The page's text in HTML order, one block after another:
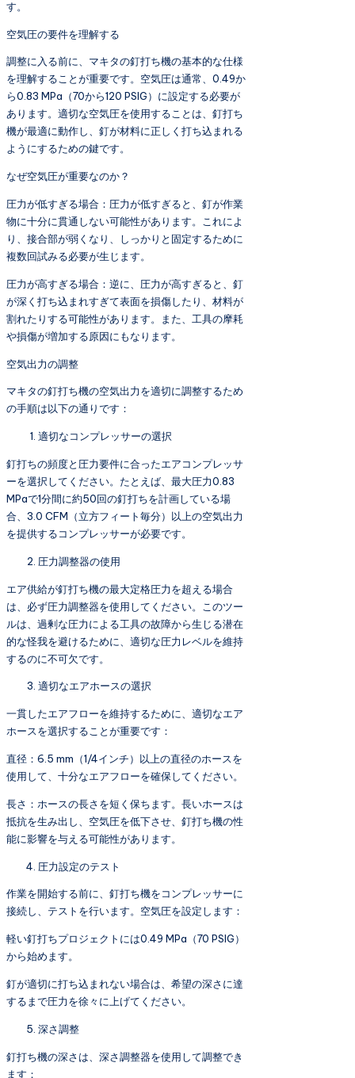
す。
空気圧の要件を理解する
調整に入る前に、マキタの釘打ち機の基本的な仕様
を理解することが重要です。空気圧は通常、0.49か
ら0.83 MPa（70から120 PSIG）に設定する必要が
あります。適切な空気圧を使用することは、釘打ち
機が最適に動作し、釘が材料に正しく打ち込まれる
ようにするための鍵です。
なぜ空気圧が重要なのか？
圧力が低すぎる場合：圧力が低すぎると、釘が作業
物に十分に貫通しない可能性があります。これによ
り、接合部が弱くなり、しっかりと固定するために
複数回試みる必要が生じます。
圧力が高すぎる場合：逆に、圧力が高すぎると、釘
が深く打ち込まれすぎて表面を損傷したり、材料が
割れたりする可能性があります。また、工具の摩耗
や損傷が増加する原因にもなります。
空気出力の調整
マキタの釘打ち機の空気出力を適切に調整するため
の手順は以下の通りです：
適切なコンプレッサーの選択
釘打ちの頻度と圧力要件に合ったエアコンプレッサ
ーを選択してください。たとえば、最大圧力0.83
MPaで1分間に約50回の釘打ちを計画している場
合、3.0 CFM（立方フィート毎分）以上の空気出力
を提供するコンプレッサーが必要です。
圧力調整器の使用
エア供給が釘打ち機の最大定格圧力を超える場合
は、必ず圧力調整器を使用してください。このツー
ルは、過剰な圧力による工具の故障から生じる潜在
的な怪我を避けるために、適切な圧力レベルを維持
するのに不可欠です。
適切なエアホースの選択
一貫したエアフローを維持するために、適切なエア
ホースを選択することが重要です：
直径：6.5 mm（1/4インチ）以上の直径のホースを
使用して、十分なエアフローを確保してください。
長さ：ホースの長さを短く保ちます。長いホースは
抵抗を生み出し、空気圧を低下させ、釘打ち機の性
能に影響を与える可能性があります。
圧力設定のテスト
作業を開始する前に、釘打ち機をコンプレッサーに
接続し、テストを行います。空気圧を設定します：
軽い釘打ちプロジェクトには0.49 MPa（70 PSIG）
から始めます。
釘が適切に打ち込まれない場合は、希望の深さに達
するまで圧力を徐々に上げてください。
深さ調整
釘打ち機の深さは、深さ調整器を使用して調整でき
ます：